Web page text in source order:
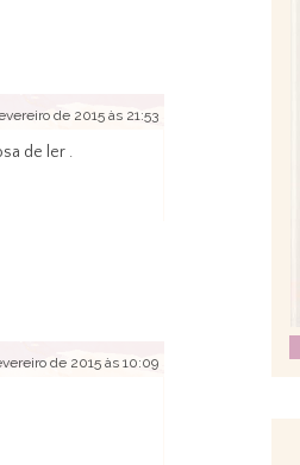
de 2015 às 21:53
de ler .
de 2015 às 10:09